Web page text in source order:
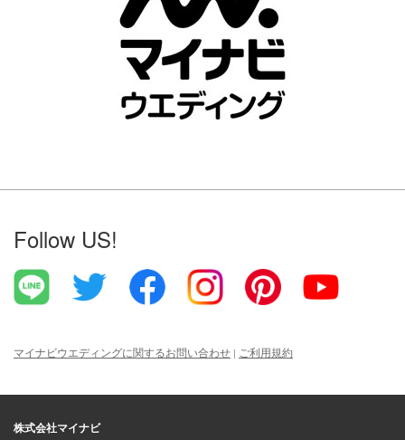
Follow US!
マイナビウエディングに関するお問い合わせ ご利用規約
株式会社マイナビ